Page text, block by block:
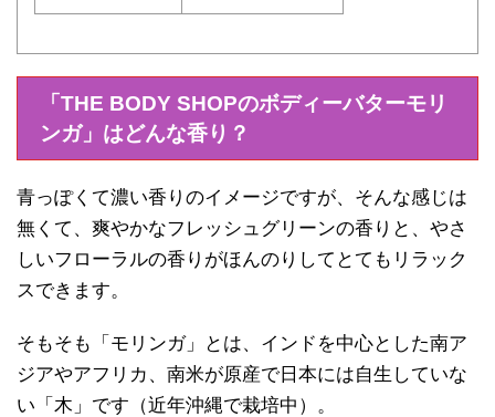
「THE BODY SHOPのボディーバターモリ
ンガ」はどんな香り？
青っぽくて濃い香りのイメージですが、そんな感じは
無くて、爽やかなフレッシュグリーンの香りと、やさ
しいフローラルの香りがほんのりしてとてもリラック
スできます。
そもそも「モリンガ」とは、インドを中心とした南ア
ジアやアフリカ、南米が原産で日本には自生していな
い「木」です（近年沖縄で栽培中）。